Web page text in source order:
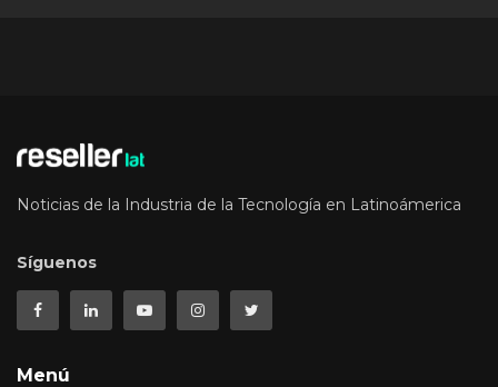
Noticias de la Industria de la Tecnología en Latinoámerica
Síguenos
Menú